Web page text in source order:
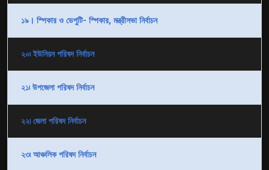
১৯। স্পিকার ও ডেপুটি- স্পিকার, মন্ত্রীসভা নির্বাচন
২০৷ ইউনিয়ন পরিষদ নির্বাচন
২১৷ উপজেলা পরিষদ নির্বাচন
২২৷ জেলা পরিষদ নির্বাচন
২৩৷ আঞ্চলিক পরিষদ নির্বাচন